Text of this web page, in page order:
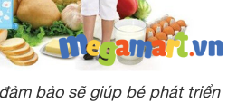
bảo sẽ giúp bé phát triển